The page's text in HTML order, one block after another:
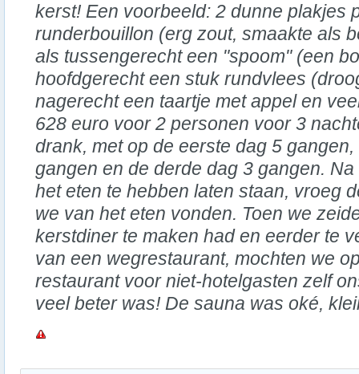
kerst! Een voorbeeld: 2 dunne plakjes
runderbouillon (erg zout, smaakte als
als tussengerecht een "spoom" (een
hoofdgerecht een stuk rundvlees
nagerecht een taartje met appel en
628 euro voor 2 personen voor 3
drank, met op de eerste dag 5
gangen en de derde dag 3 gangen.
het eten te hebben laten staan, vroeg
we van het eten vonden. Toen we
kerstdiner te maken had en eerder te
van een wegrestaurant, mochten we
restaurant voor niet-hotelgasten zelf
veel beter was! De sauna was oké,